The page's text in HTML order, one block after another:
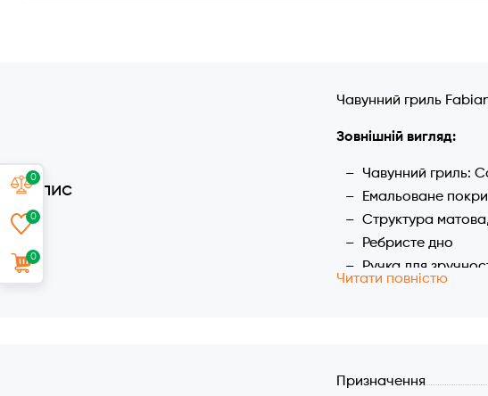
0
0
0
Опис
Чавунний гриль
Зовнішній вигляд:
Чавунний гриль:
Емальоване
Структура
Ребристе дно
Ручка для
Читати повністю
Призначення